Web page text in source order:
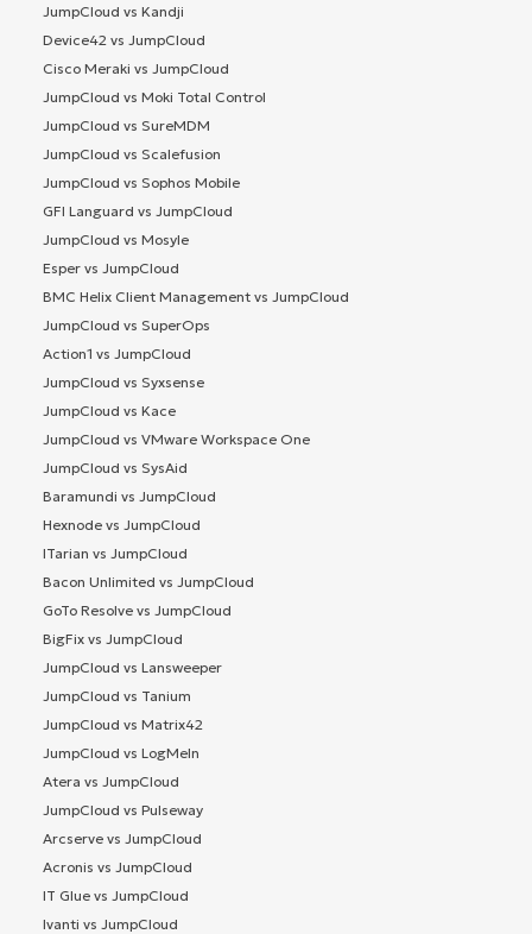
JumpCloud vs Kandji
Device42 vs JumpCloud
Cisco Meraki vs JumpCloud
JumpCloud vs Moki Total Control
JumpCloud vs SureMDM
JumpCloud vs Scalefusion
JumpCloud vs Sophos Mobile
GFI Languard vs JumpCloud
JumpCloud vs Mosyle
Esper vs JumpCloud
BMC Helix Client Management vs JumpCloud
JumpCloud vs SuperOps
Action1 vs JumpCloud
JumpCloud vs Syxsense
JumpCloud vs Kace
JumpCloud vs VMware Workspace One
JumpCloud vs SysAid
Baramundi vs JumpCloud
Hexnode vs JumpCloud
ITarian vs JumpCloud
Bacon Unlimited vs JumpCloud
GoTo Resolve vs JumpCloud
BigFix vs JumpCloud
JumpCloud vs Lansweeper
JumpCloud vs Tanium
JumpCloud vs Matrix42
JumpCloud vs LogMeIn
Atera vs JumpCloud
JumpCloud vs Pulseway
Arcserve vs JumpCloud
Acronis vs JumpCloud
IT Glue vs JumpCloud
Ivanti vs JumpCloud